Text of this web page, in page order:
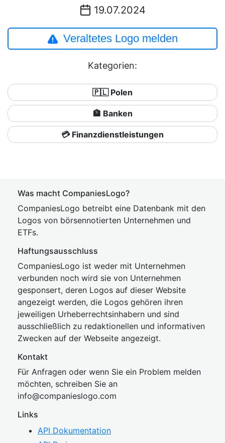
19.07.2024
Veraltetes Logo melden
Kategorien:
🇵🇱 Polen
🏦 Banken
💳 Finanzdienstleistungen
Was macht CompaniesLogo?
CompaniesLogo betreibt eine Datenbank mit den
Logos von börsennotierten Unternehmen und
ETFs.
Haftungsausschluss
CompaniesLogo ist weder mit Unternehmen
verbunden noch wird sie von Unternehmen
gesponsert, deren Logos auf dieser Website
angezeigt werden, die Logos gehören ihren
jeweiligen Urheberrechtsinhabern und sind
ausschließlich zu redaktionellen und informativen
Zwecken auf der Webseite angezeigt.
Kontakt
Für Anfragen oder wenn Sie ein Problem melden
möchten, schreiben Sie an
info@companieslogo.com
Links
API Dokumentation